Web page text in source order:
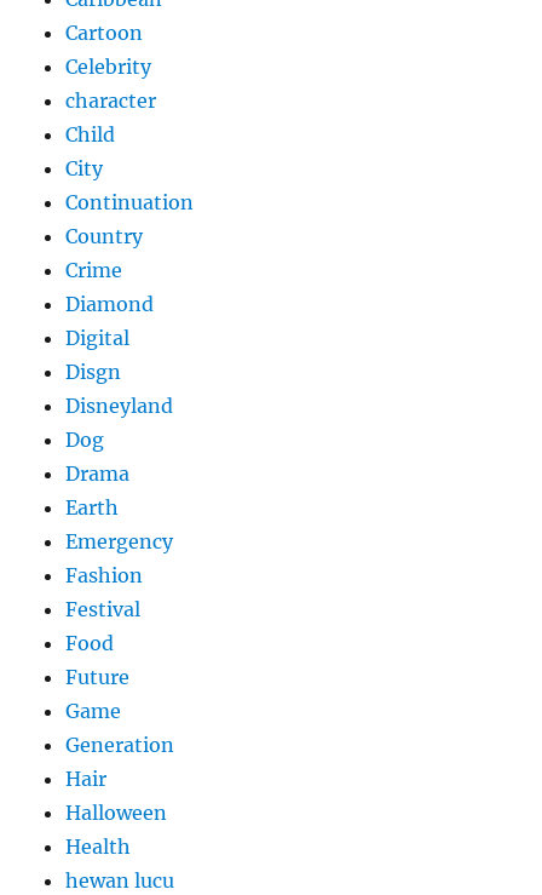
Cartoon
Celebrity
character
Child
City
Continuation
Country
Crime
Diamond
Digital
Disgn
Disneyland
Dog
Drama
Earth
Emergency
Fashion
Festival
Food
Future
Game
Generation
Hair
Halloween
Health
hewan lucu